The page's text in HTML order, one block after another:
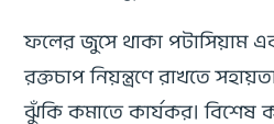
ফলের জুসে থাকা পটাসিয়াম
রক্তচাপ নিয়ন্ত্রণে রাখতে
ঝুঁকি কমাতে কার্যকর। বিশেষ